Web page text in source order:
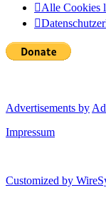
Alle Cookies
Advertisements by
Impressum
Customized by